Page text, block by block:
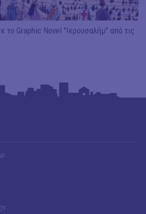
το Graphic Novel "Ιερουσαλήμ" από τις